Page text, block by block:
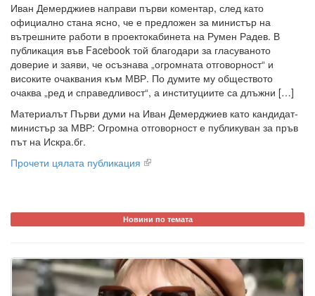
Иван Демерджиев направи първи коментар, след като
официално стана ясно, че е предложен за министър на
вътрешните работи в проектокабинета на Румен Радев. В
публикация във Facebook той благодари за гласуваното
доверие и заяви, че осъзнава „огромната отговорност“ и
високите очаквания към МВР. По думите му обществото
очаква „ред и справедливост“, а институциите са длъжни […]
Материалът Първи думи на Иван Демерджиев като кандидат-
министър за МВР: Огромна отговорност е публикуван за пръв
път на Искра.бг.
Прочети цялата публикация
Новини по темата